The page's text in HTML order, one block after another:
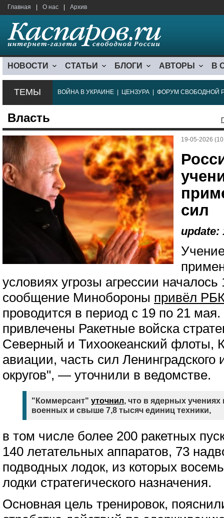
Главная О нас Архив
НОВОСТИ СТАТЬИ БЛОГИ АВТОРЫ В
ТЕМЫ ВОЙНА В УКРАИНЕ ЦЕНЗУРА ФОРУМ СВОБОДНОЙ
Власть
19-05-2026
сил
update:
условиях угрозы агрессии
сообщение Минобороны привёл
проводится в период с 19 по 21
привлечены Ракетные войска
Северный и Тихоокеанский флоты,
авиации, часть сил
округов", — уточнили в ведомстве.
"Коммерсант" уточнил, что в ядерных
военных и свыше 7,8 тысяч единиц техники,
в том числе более 200 ракетных
140 летательных аппаратов, 73
подводных лодок, из которых
лодки стратегического назначения.
Основная цель тренировок,